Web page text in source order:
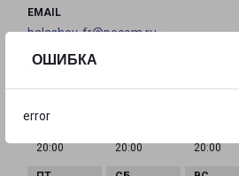
ОШИБКА
error
EMAIL
balashov-fr@pecom.ru
20:00
20:00
20:00